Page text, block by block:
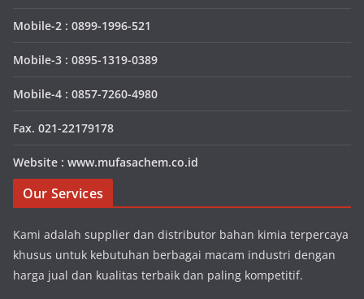
Mobile-2 : 0899-1996-521
Mobile-3 : 0895-1319-0389
Mobile-4 : 0857-7260-4980
Fax. 021-22179178
Website : www.mufasachem.co.id
Our Services
Kami adalah supplier dan distributor bahan kimia terpercaya
khusus untuk kebutuhan berbagai macam industri dengan
harga jual dan kualitas terbaik dan paling kompetitif.